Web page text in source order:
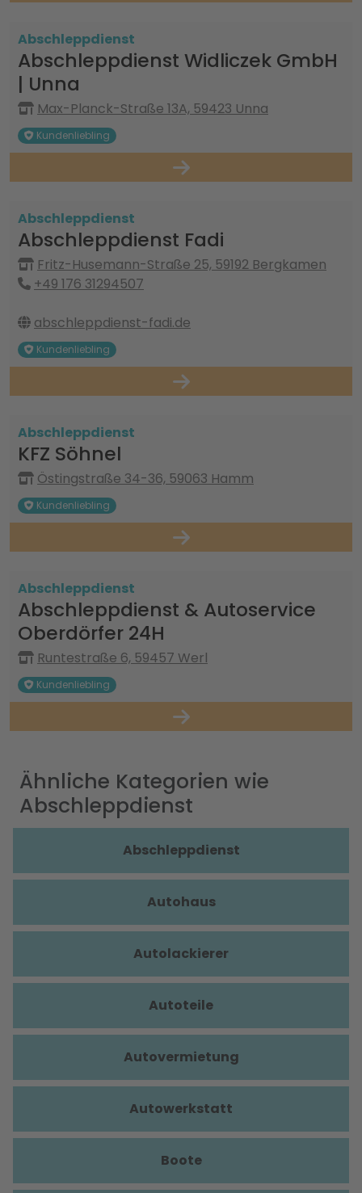
Abschleppdienst
Abschleppdienst Widliczek GmbH
| Unna
Max-Planck-Straße 13A, 59423 Unna
Kundenliebling
Abschleppdienst
Abschleppdienst Fadi
Fritz-Husemann-Straße 25, 59192 Bergkamen
+49 176 31294507
abschleppdienst-fadi.de
Kundenliebling
Abschleppdienst
KFZ Söhnel
Östingstraße 34-36, 59063 Hamm
Kundenliebling
Abschleppdienst
Abschleppdienst & Autoservice
Oberdörfer 24H
Runtestraße 6, 59457 Werl
Kundenliebling
Ähnliche Kategorien wie
Abschleppdienst
Abschleppdienst
Autohaus
Autolackierer
Autoteile
Autovermietung
Autowerkstatt
Boote